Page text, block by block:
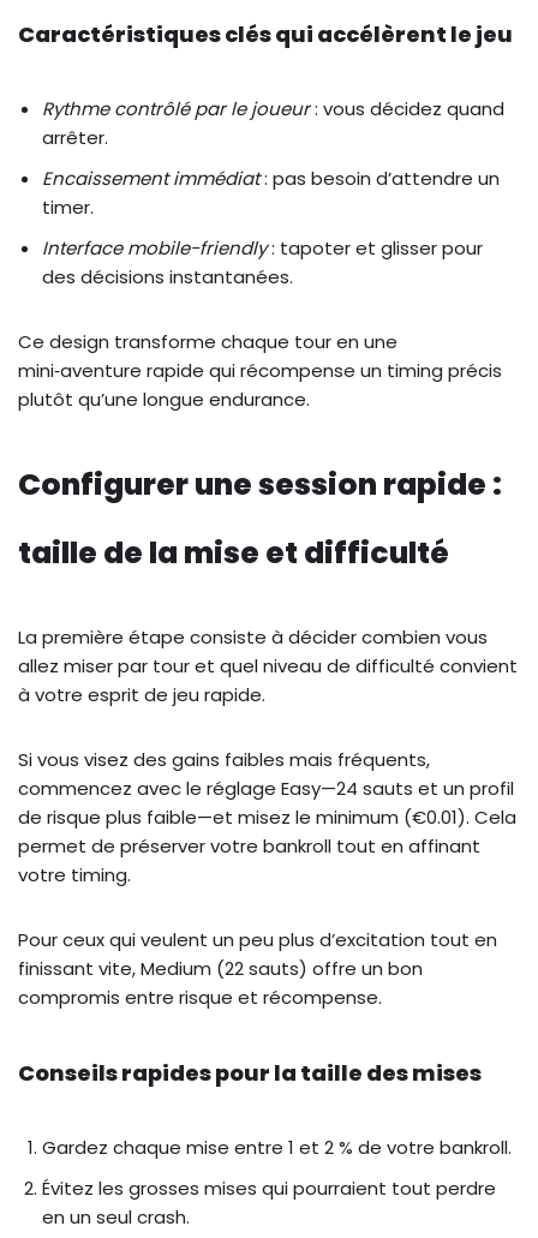
Caractéristiques clés qui accélèrent le jeu
Rythme contrôlé par le joueur: vous décidez quand
arrêter.
Encaissement immédiat: pas besoin d’attendre un
timer.
Interface mobile-friendly: tapoter et glisser pour
des décisions instantanées.
Ce design transforme chaque tour en une
mini‑aventure rapide qui récompense un timing précis
plutôt qu’une longue endurance.
Configurer une session rapide :
taille de la mise et difficulté
La première étape consiste à décider combien vous
allez miser par tour et quel niveau de difficulté convient
à votre esprit de jeu rapide.
Si vous visez des gains faibles mais fréquents,
commencez avec le réglage Easy—24 sauts et un profil
de risque plus faible—et misez le minimum (€0.01). Cela
permet de préserver votre bankroll tout en affinant
votre timing.
Pour ceux qui veulent un peu plus d’excitation tout en
finissant vite, Medium (22 sauts) offre un bon
compromis entre risque et récompense.
Conseils rapides pour la taille des mises
Gardez chaque mise entre 1 et 2 % de votre bankroll.
Évitez les grosses mises qui pourraient tout perdre
en un seul crash.